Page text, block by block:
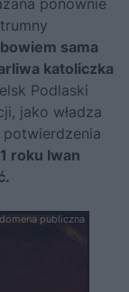
ponownie
sama
katoliczka
Podlaski
jako władza
potwierdzenia
roku Iwan
publiczna